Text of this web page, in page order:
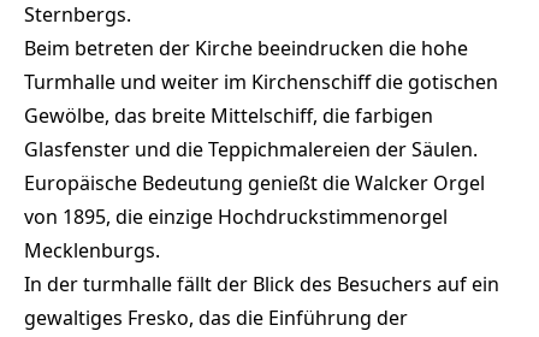
Sternbergs.
Beim betreten der Kirche beeindrucken die hohe
Turmhalle und weiter im Kirchenschiff die gotischen
Gewölbe, das breite Mittelschiff, die farbigen
Glasfenster und die Teppichmalereien der Säulen.
Europäische Bedeutung genießt die Walcker Orgel
von 1895, die einzige Hochdruckstimmenorgel
Mecklenburgs.
In der turmhalle fällt der Blick des Besuchers auf ein
gewaltiges Fresko, das die Einführung der